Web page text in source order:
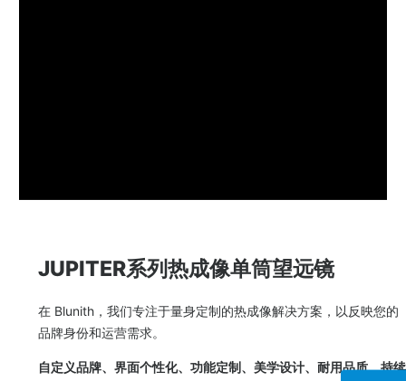
JUPITER系列热成像单筒望远镜
在 Blunith，我们专注于量身定制的热成像解决方案，以反映您的
品牌身份和运营需求。
自定义品牌、界面个性化、功能定制、美学设计、耐用品质、持续